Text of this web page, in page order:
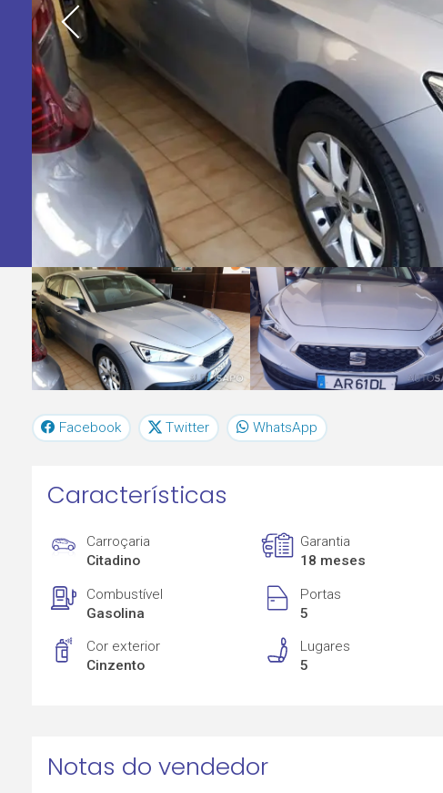
Facebook Twitter WhatsApp
Características
Carroçaria
Citadino
Garantia
18 meses
Combustível
Gasolina
Portas
5
Cor exterior
Cinzento
Lugares
5
Notas do vendedor